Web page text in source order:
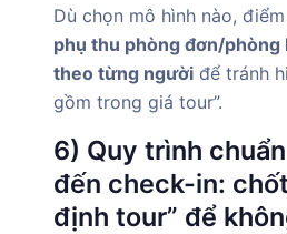
Dù chọn mô hình nào,
phụ thu phòng đơn/phòng
theo từng người để tránh
gồm trong giá tour”.
6) Quy trình
đến check-in:
định tour” để